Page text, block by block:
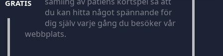
GRATIS
du kan hitta något spännande för
dig själv varje gång du besöker vår
webbplats.